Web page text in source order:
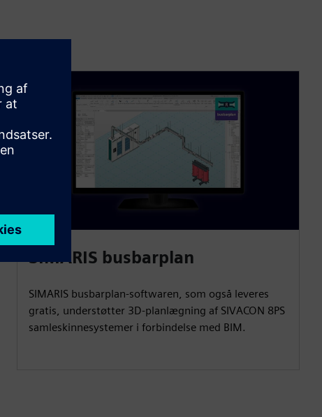
SIMARIS busbarplan
SIMARIS busbarplan-softwaren, som også leveres
gratis, understøtter 3D-planlægning af SIVACON 8PS
samleskinnesystemer i forbindelse med BIM.